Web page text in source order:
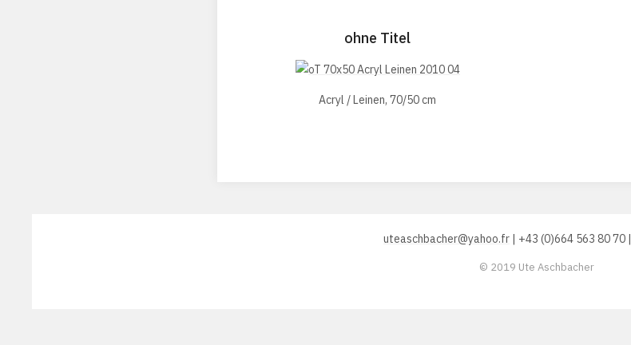
ohne Titel
Acryl / Leinen, 70/50 cm
uteaschbacher@yahoo.fr | +43 (0)664 563 80 70 |
© 2019 Ute Aschbacher